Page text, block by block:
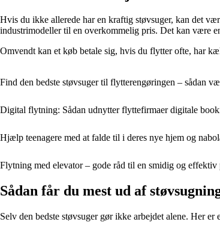
Hvis du ikke allerede har en kraftig støvsuger, kan det
industrimodeller til en overkommelig pris. Det kan være
Omvendt kan et køb betale sig, hvis du flytter ofte, har
Find den bedste støvsuger til flytterengøringen – sådan
Digital flytning: Sådan udnytter flyttefirmaer digitale
Hjælp teenagere med at falde til i deres nye hjem og
Flytning med elevator – gode råd til en smidig og effektiv
Sådan får du mest ud af
Selv den bedste støvsuger gør ikke arbejdet alene. Her er